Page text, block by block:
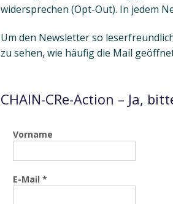
widersprechen (Opt-Out). In jedem
Um den Newsletter so
zu sehen, wie häufig die Mail
CHAIN-CRe-Action – Ja,
Vorname
E-Mail *